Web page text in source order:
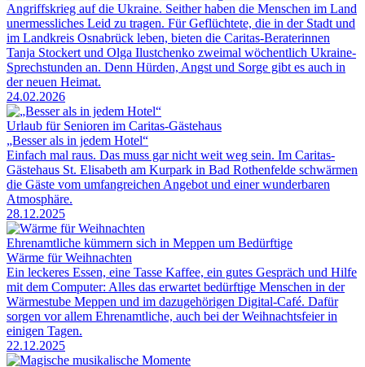
Angriffskrieg auf die Ukraine. Seither haben die Menschen im Land
unermessliches Leid zu tragen. Für Geflüchtete, die in der Stadt und
im Landkreis Osnabrück leben, bieten die Caritas-Beraterinnen
Tanja Stockert und Olga Ilustchenko zweimal wöchentlich Ukraine-
Sprechstunden an. Denn Hürden, Angst und Sorge gibt es auch in
der neuen Heimat.
24.02.2026
Urlaub für Senioren im Caritas-Gästehaus
„Besser als in jedem Hotel“
Einfach mal raus. Das muss gar nicht weit weg sein. Im Caritas-
Gästehaus St. Elisabeth am Kurpark in Bad Rothenfelde schwärmen
die Gäste vom umfangreichen Angebot und einer wunderbaren
Atmosphäre.
28.12.2025
Ehrenamtliche kümmern sich in Meppen um Bedürftige
Wärme für Weihnachten
Ein leckeres Essen, eine Tasse Kaffee, ein gutes Gespräch und Hilfe
mit dem Computer: Alles das erwartet bedürftige Menschen in der
Wärmestube Meppen und im dazugehörigen Digital-Café. Dafür
sorgen vor allem Ehrenamtliche, auch bei der Weihnachtsfeier in
einigen Tagen.
22.12.2025